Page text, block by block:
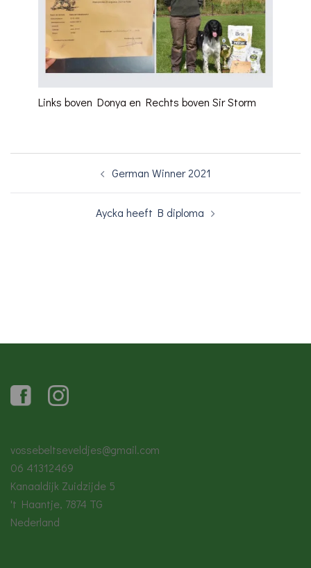
Links boven Donya en Rechts boven Sir Storm
German Winner 2021
Aycka heeft B diploma
vossebeltseveldjes@gmail.com
06 41312469
Kanaaldijk Zuidzijde 5
't Haantje, 7874 TG
Nederland